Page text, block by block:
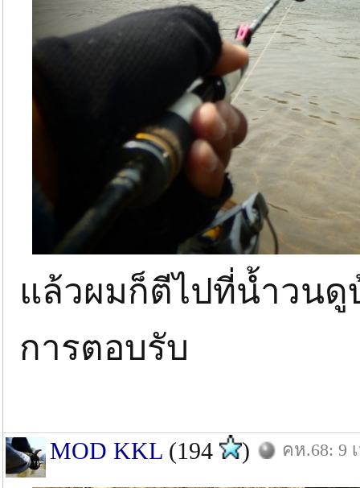
แล้วผมก็ตีไปที่น้ำวนดู
การตอบรับ
MOD KKL (194 ) คห.68: 9